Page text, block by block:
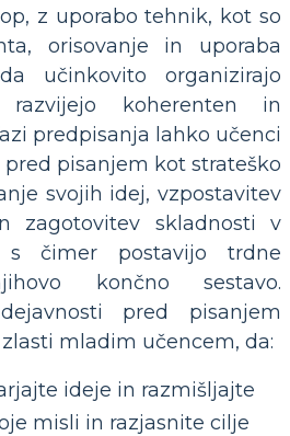
z uporabo tehnik, kot so
orisovanje in uporaba
učinkovito organizirajo
koherenten in
predpisanja lahko učenci
pisanjem kot strateško
svojih idej, vzpostavitev
zagotovitev skladnosti v
s čimer postavijo trdne
končno sestavo.
pred pisanjem
mladim učencem, da:
ideje in razmišljajte
misli in razjasnite cilje